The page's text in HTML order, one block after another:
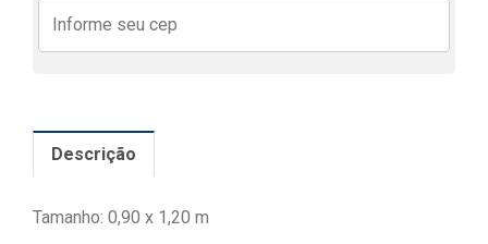
Descrição
Tamanho: 0,90 x 1,20 m